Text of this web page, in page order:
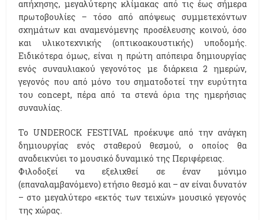
απήχησης, μεγαλύτερης κλίμακας από τις έως σήμερα
πρωτοβουλίες – τόσο από απόψεως συμμετεχόντων
σχημάτων και αναμενόμενης προσέλευσης κοινού, όσο
και υλικοτεχνικής (οπτικοακουστικής) υποδομής.
Ειδικότερα όμως, είναι η πρώτη απόπειρα δημιουργίας
ενός συναυλιακού γεγονότος με διάρκεια 2 ημερών,
γεγονός που από μόνο του σηματοδοτεί την ευρύτητα
του concept, πέρα από τα στενά όρια της ημερήσιας
συναυλίας.
Το UNDEROCK FESTIVAL προέκυψε από την ανάγκη
δημιουργίας ενός σταθερού θεσμού, ο οποίος θα
αναδεικνύει το μουσικό δυναμικό της Περιφέρειας.
Φιλοδοξεί να εξελιχθεί σε έναν μόνιμο
(επαναλαμβανόμενο) ετήσιο θεσμό και – αν είναι δυνατόν
– στο μεγαλύτερο «εκτός των τειχών» μουσικό γεγονός
της χώρας.